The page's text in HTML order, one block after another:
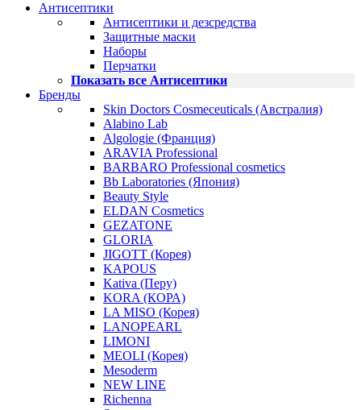
Антисептики
Антисептики и дезсредства
Защитные маски
Наборы
Перчатки
Показать все Антисептики
Бренды
Skin Doctors Cosmeceuticals (Австралия)
Alabino Lab
Algologie (Франция)
ARAVIA Professional
BARBARO Professional cosmetics
Bb Laboratories (Япония)
Beauty Style
ELDAN Cosmetics
GEZATONE
GLORIA
JIGOTT (Корея)
KAPOUS
Kativa (Перу)
KORA (КОРА)
LA MISO (Корея)
LANOPEARL
LIMONI
MEOLI (Корея)
Mesoderm
NEW LINE
Richenna